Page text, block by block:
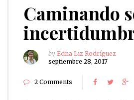
Caminando
by Edna Liz Rodríguez
septiembre 28, 2017
2 Comments